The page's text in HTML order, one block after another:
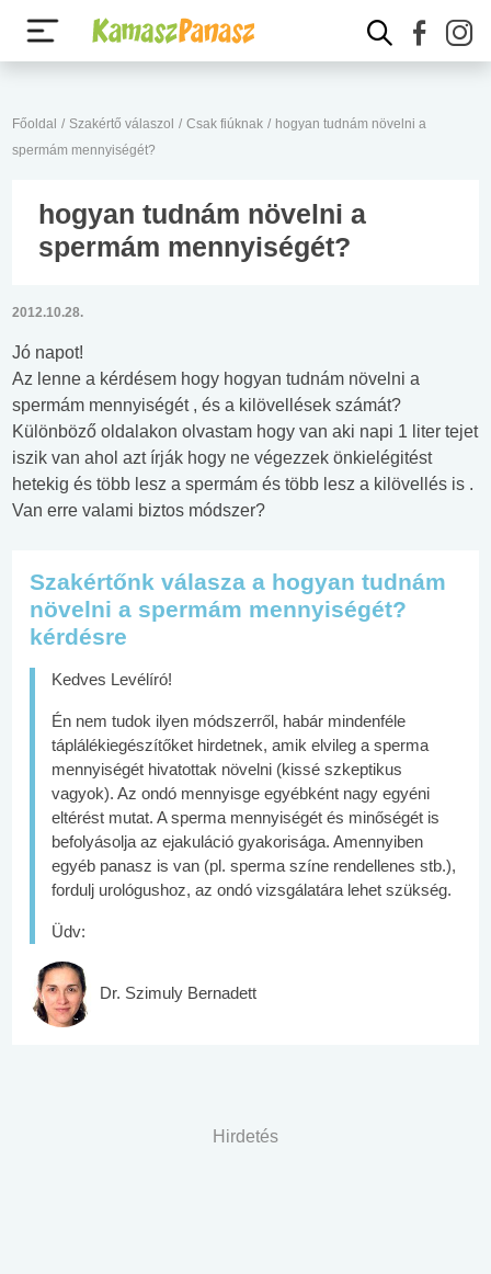
Főoldal / Szakértő válaszol / Csak fiúknak / hogyan tudnám növelni a
spermám mennyiségét?
hogyan tudnám növelni a
spermám mennyiségét?
2012.10.28.
Jó napot!
Az lenne a kérdésem hogy hogyan tudnám növelni a
spermám mennyiségét , és a kilövellések számát?
Különböző oldalakon olvastam hogy van aki napi 1 liter tejet
iszik van ahol azt írják hogy ne végezzek önkielégitést
hetekig és több lesz a spermám és több lesz a kilövellés is .
Van erre valami biztos módszer?
Szakértőnk válasza a hogyan tudnám
növelni a spermám mennyiségét?
kérdésre
Kedves Levélíró!
Én nem tudok ilyen módszerről, habár mindenféle
táplálékiegészítőket hirdetnek, amik elvileg a sperma
mennyiségét hivatottak növelni (kissé szkeptikus
vagyok). Az ondó mennyisge egyébként nagy egyéni
eltérést mutat. A sperma mennyiségét és minőségét is
befolyásolja az ejakuláció gyakorisága. Amennyiben
egyéb panasz is van (pl. sperma színe rendellenes stb.),
fordulj urológushoz, az ondó vizsgálatára lehet szükség.
Üdv:
Dr. Szimuly Bernadett
Hirdetés